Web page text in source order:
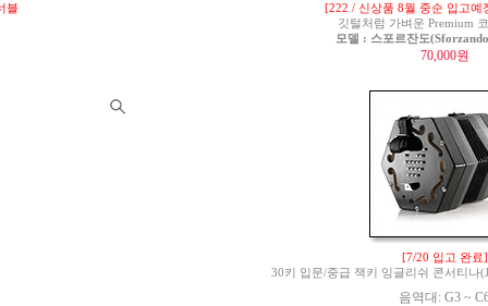
블
[222 / 신상품 8월 중순 입고예
깃털처럼 가벼운 Premium
모델 : 스포르잔도
70,000원
[7/20 입고 완료]
30키 입문/중급 잭키 잉글리쉬 콘서티나
음역대: G3 ~